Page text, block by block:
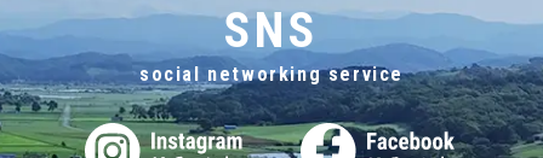
SNS
social networking service